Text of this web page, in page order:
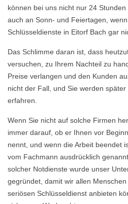
können bei uns nicht nur 24
auch an Sonn- und Feiertagen,
Schlüsseldienste in Eitorf Bach gar
Das Schlimme daran ist, dass
versuchen, zu Ihrem Nachteil zu
Preise verlangen und den Kunden
nicht der Fall, und Sie werden
erfahren.
Wenn Sie nicht auf solche Firmen
immer darauf, ob er Ihnen vor
nennt, und wenn die Arbeit beendet
vom Fachmann ausdrücklich
solcher Notdienste wurde unser
gegründet, damit wir allen
seriösen Schlüsseldienst anbieten